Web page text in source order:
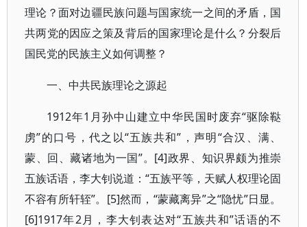
理论？面对边疆民族问题与国家统一之间的矛盾，国
共两党的因应之策及背后的国家理论是什么？分裂后
国民党的民族主义如何调整？
一、中共民族理论之源起
1912年1月孙中山建立中华民国时废弃“驱除鞑
虏”的口号，代之以“五族共和”，声明“合汉、满、
蒙、回、藏诸地为一国”。[4]政界、知识界颇为推崇
五族话语，李大钊说道：“五族平等，天赋人权理论固
不容有所轩轾”。[5]然而，“蒙藏离异”之“隐忧”日显。
[6]1917年2月，李大钊表达对“五族共和”话语的不